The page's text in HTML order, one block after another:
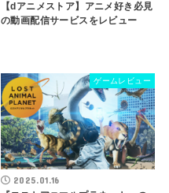
【dアニメストア】アニメ好き必見
の動画配信サービスをレビュー
ゲームレビュー
2025.01.16